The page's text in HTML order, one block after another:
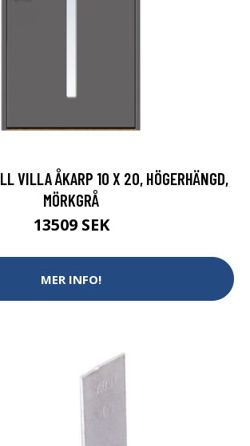
VILLA ÅKARP 10 X 20, HÖGERHÄNGD,
MÖRKGRÅ
13509 SEK
MER INFO!